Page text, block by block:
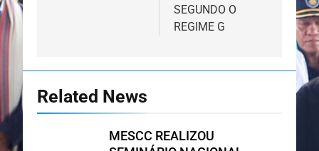
SEGUNDO O
REGIME G
Related News
MESCC REALIZOU